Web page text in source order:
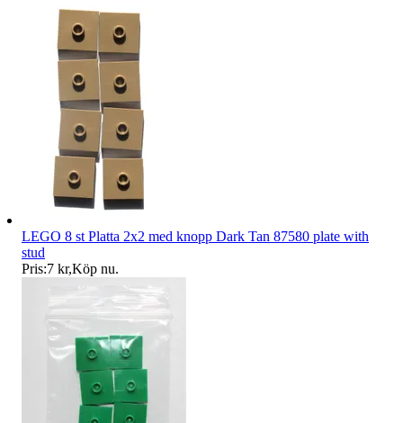
LEGO 8 st Platta 2x2 med knopp Dark Tan 87580 plate with
stud
Pris:7 kr,Köp nu.